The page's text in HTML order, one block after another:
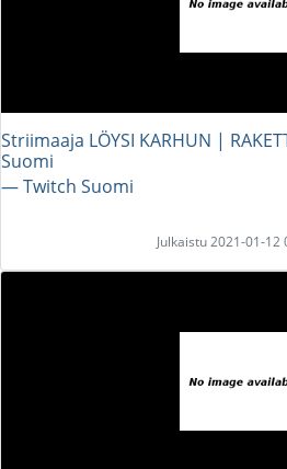
Striimaaja LÖYSI KARHUN |
Suomi
― Twitch Suomi
Julkaistu 2021-01-